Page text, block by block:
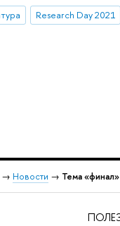
Research Day 2021
→ Новости → Тема «финал»